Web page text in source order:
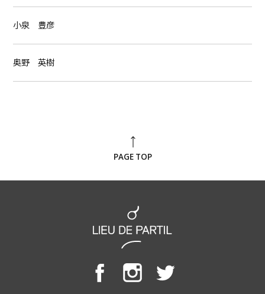
小泉 豊彦
奥野 英樹
PAGE TOP